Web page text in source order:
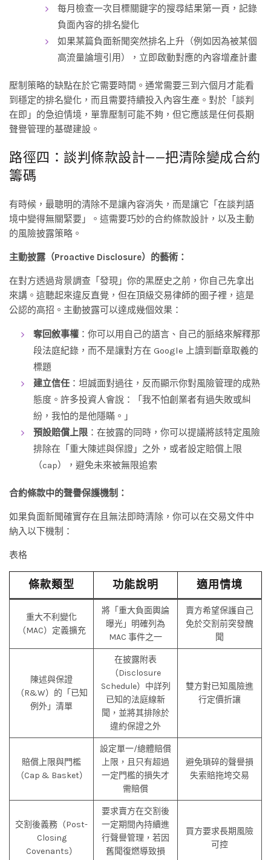
每月檢查一次目標關鍵字的搜尋結果第一頁，記錄
負面內容的排名變化
如果某篇負面新聞突然排名上升（例如因為被某個
高流量論壇引用），立即啟動對應的內容增產計畫
壓制策略的缺點在於它需要時間。通常需要三到六個月才能看
到穩定的排名變化，而且需要持續投入內容生產。對於「談判
在即」的急迫情境，單靠壓制可能不夠，但它應該是任何長期
聲譽管理的基礎建設。
路徑四：談判條款設計——把清除變成合約
籌碼
有時候，最聰明的清除不是讓內容消失，而是讓它「在談判語
境中變得無關緊要」。這需要巧妙的合約條款設計，以及主動
的風險披露策略。
主動披露（Proactive Disclosure）的藝術：
在對方透過背景調查「發現」你的黑歷史之前，你自己先拿出
來講。這聽起來違反直覺，但在頂級交易律師的圈子裡，這是
公認的高招。主動披露可以達成幾個效果：
奪回敘事權 ：你可以用自己的語言、自己的脈絡來解釋那
段法庭紀錄，而不是讓對方在 Google 上讀到斷章取義的
標題
建立信任 ：坦誠面對過往，反而顯示你對風險管理的成熟
態度。許多投資人會說：「我不怕創業者有過失敗或糾
紛，我怕的是他隱瞞。」
預設賠償上限 ：在披露的同時，你可以提議將該特定風險
排除在「重大陳述與保證」之外，或者設定賠償上限
（cap），避免未來被無限追索
合約條款中的聲譽保護機制：
如果負面新聞確實存在且無法即時清除，你可以在交易文件中
納入以下機制：
表格
條款類型 功能說明 適用情境
重大不利變化
（MAC）定義擴充
將「重大負面輿論
曝光」明確列為
MAC 事件之一
賣方希望保護自己
免於交割前突發醜
聞
陳述與保證
（R&W）的「已知
例外」清單
在披露附表
（Disclosure
Schedule）中詳列
已知的法庭線新
聞，並將其排除於
違約保證之外
雙方對已知風險進
行定價折讓
賠償上限與門檻
（Cap & Basket）
設定單一/總體賠償
上限，且只有超過
一定門檻的損失才
需賠償
避免瑣碎的聲譽損
失索賠拖垮交易
交割後義務（Post-
Closing
Covenants）
要求賣方在交割後
一定期間內持續進
行聲譽管理，若因
舊聞復燃導致損
買方要求長期風險
可控